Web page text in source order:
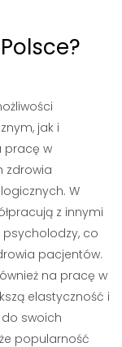
jak i
pracę w
zdrowia
W
z innymi
co
pacjentów.
na pracę w
elastyczność i
swoich
popularność